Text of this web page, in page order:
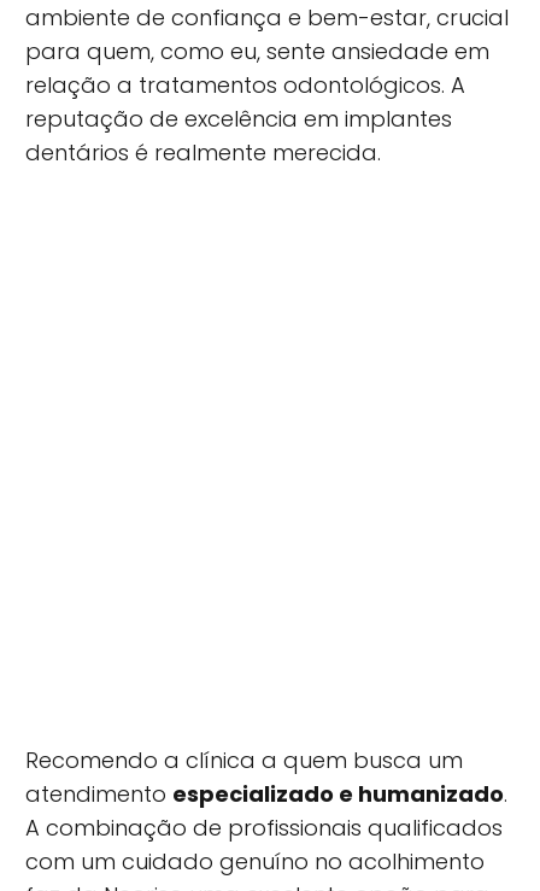
ambiente de confiança e bem-estar, crucial
para quem, como eu, sente ansiedade em
relação a tratamentos odontológicos. A
reputação de excelência em implantes
dentários é realmente merecida.
Recomendo a clínica a quem busca um
atendimento especializado e humanizado.
A combinação de profissionais qualificados
com um cuidado genuíno no acolhimento